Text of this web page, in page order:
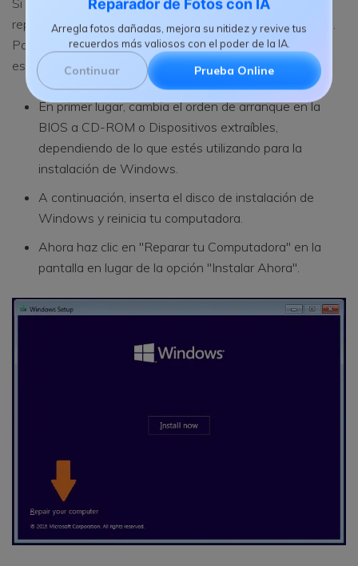
Reparador de Fotos con IA
Arregla fotos dañadas, mejora su nitidez y revive tus
recuerdos más valiosos con el poder de la IA.
Continuar Prueba Online
Si tu archivo BCD está dañado o corrupto, puedes
repararlo manualmente utilizando un símbolo del sistema.
Para resolver el error Winload.exe 0xc000000f, sigue
estos pasos:
En primer lugar, cambia el orden de arranque en la
BIOS a CD-ROM o Dispositivos extraíbles,
dependiendo de lo que estés utilizando para la
instalación de Windows.
A continuación, inserta el disco de instalación de
Windows y reinicia tu computadora.
Ahora haz clic en "Reparar tu Computadora" en la
pantalla en lugar de la opción "Instalar Ahora".